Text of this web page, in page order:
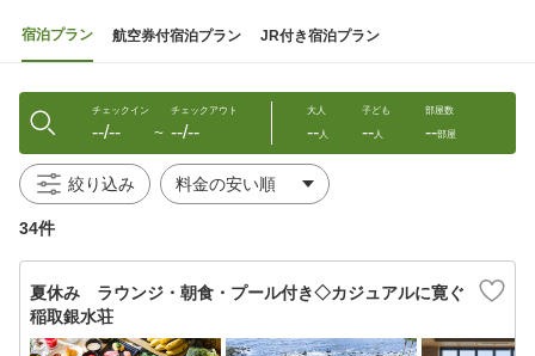
宿泊プラン 航空券付宿泊プラン JR付き宿泊プラン
チェックイン
--/-- 〜
チェックアウト
--/--
大人
--人
子ども
--人
部屋数
--部屋
絞り込み
34件
夏休み ラウンジ・朝食・プール付き◇カジュアルに寛ぐ
稲取銀水荘